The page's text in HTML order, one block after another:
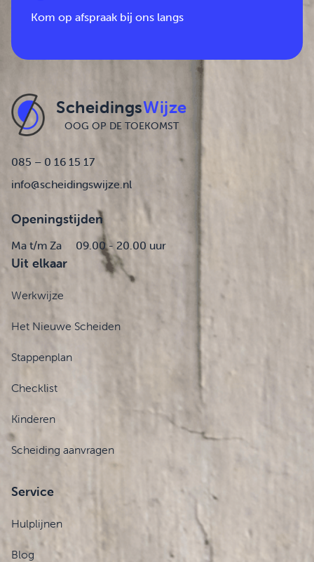
Kom op afspraak bij ons langs
ScheidingsWijze
OOG OP DE TOEKOMST
085 – 0 16 15 17
info@scheidingswijze.nl
Openingstijden
Ma t/m Za 09.00 - 20.00 uur
Uit elkaar
Werkwijze
Het Nieuwe Scheiden
Stappenplan
Checklist
Kinderen
Scheiding aanvragen
Service
Hulplijnen
Blog